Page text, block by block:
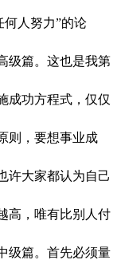
何人努力”的论
级篇。这也是我第
成功方程式，仅仅
则，要想事业成
许大家都认为自己
高，唯有比别人付
级篇。首先必须量